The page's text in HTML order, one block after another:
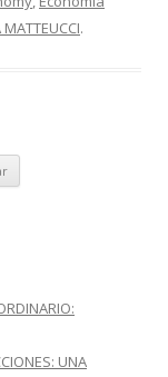
.
UNA